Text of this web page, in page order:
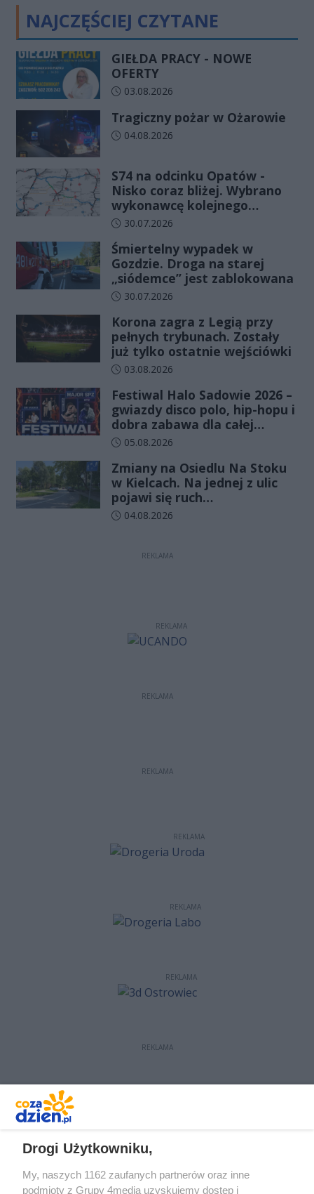
NAJCZĘŚCIEJ CZYTANE
GIEŁDA PRACY - NOWE
OFERTY
Data dodania artykułu:
03.08.2026
Tragiczny pożar w Ożarowie
Data dodania artykułu:
04.08.2026
S74 na odcinku Opatów -
Nisko coraz bliżej. Wybrano
wykonawcę kolejnego
odcinka
Data dodania artykułu:
30.07.2026
Śmiertelny wypadek w
Gozdzie. Droga na starej
„siódemce” jest zablokowana
Data dodania artykułu:
30.07.2026
Korona zagra z Legią przy
pełnych trybunach. Zostały
już tylko ostatnie wejściówki
Data dodania artykułu:
03.08.2026
Festiwal Halo Sadowie 2026 –
gwiazdy disco polo, hip-hopu i
dobra zabawa dla całej
rodziny!
Data dodania artykułu:
05.08.2026
Zmiany na Osiedlu Na Stoku
w Kielcach. Na jednej z ulic
pojawi się ruch
jednokierunkowy
Data dodania artykułu:
04.08.2026
REKLAMA
REKLAMA
REKLAMA
REKLAMA
REKLAMA
REKLAMA
REKLAMA
REKLAMA
Drogi Użytkowniku,
My, naszych 1162 zaufanych partnerów oraz inne
podmioty z Grupy 4media uzyskujemy dostęp i